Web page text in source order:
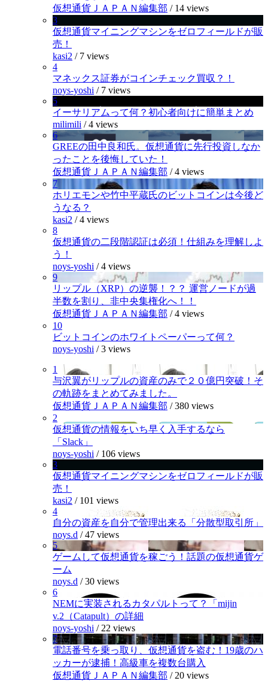
仮想通貨ＪＡＰＡＮ編集部 / 14 views
3
仮想通貨マイニングマシンをゼロフィールドが販
売！
kasi2 / 7 views
4
マネックス証券がコインチェック買収？！
noys-yoshi / 7 views
5
イーサリアムって何？初心者向けに簡単まとめ
milimili /4 views
6
GREEの田中良和氏。仮想通貨に先行投資しなか
ったことを後悔していた！
仮想通貨ＪＡＰＡＮ編集部 /4 views
7
ホリエモンや竹中平蔵氏のビットコインは今後ど
うなる？
kasi2 /4 views
8
仮想通貨の二段階認証は必須！仕組みを理解しよ
う！
noys-yoshi /4 views
9
リップル（XRP）の逆襲！？？ 運営ノードが過
半数を割り、非中央集権化へ！！
仮想通貨ＪＡＰＡＮ編集部 /4 views
10
ビットコインのホワイトペーパーって何？
noys-yoshi /3 views
1
与沢翼がリップルの資産のみで２０億円突破！そ
の軌跡をまとめてみました。
仮想通貨ＪＡＰＡＮ編集部 /380 views
2
仮想通貨の情報をいち早く入手するなら
「Slack」
noys-yoshi / 106 views
3
仮想通貨マイニングマシンをゼロフィールドが販
売！
kasi2 / 101 views
4
自分の資産を自分で管理出来る「分散型取引所」
noys.d /47 views
5
ゲームして仮想通貨を稼ごう！話題の仮想通貨ゲ
ーム
noys.d /30 views
6
NEMに実装されるカタパルトって？「mijin
v.2（Catapult）の詳細
noys-yoshi / 22 views
7
電話番号を乗っ取り、仮想通貨を盗む！19歳のハ
ッカーが逮捕！高級車を複数台購入
仮想通貨ＪＡＰＡＮ編集部 / 20 views